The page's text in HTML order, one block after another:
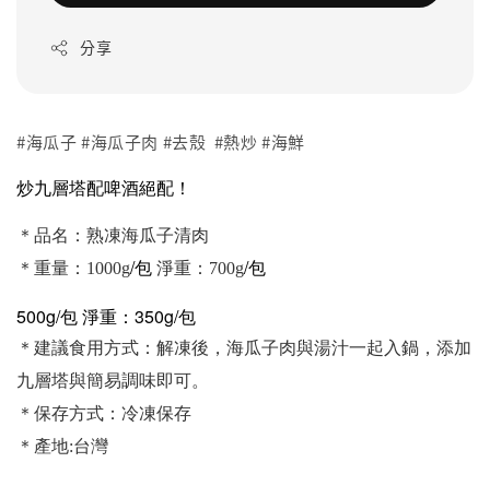
分享
#海瓜子 #海瓜子肉 #去殼 #熱炒 #海鮮
炒九層塔配啤酒絕配！
＊品名：熟凍海瓜子清肉
＊重量：1000g/包 淨重：700g/包
500g/包 淨重：350g/包
＊建議食用方式：解凍後，海瓜子肉與湯汁一起入鍋，添加
九層塔與簡易調味即可。
＊保存方式：冷凍保存
＊產地:台灣